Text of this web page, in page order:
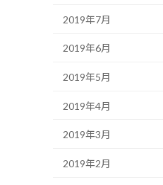
2019年7月
2019年6月
2019年5月
2019年4月
2019年3月
2019年2月